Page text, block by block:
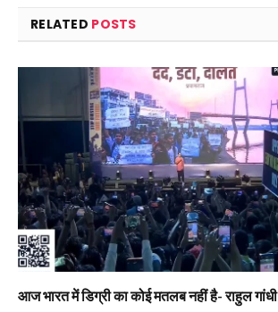
RELATED POSTS
आज भारत में डिग्री का कोई मतलब नहीं है- राहुल गांधी